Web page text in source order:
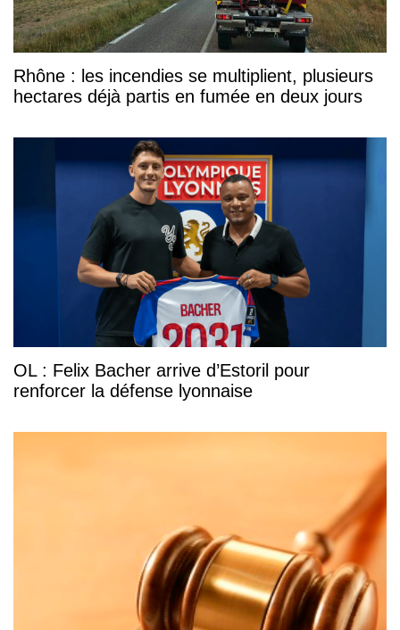
Rhône : les incendies se multiplient, plusieurs
hectares déjà partis en fumée en deux jours
OL : Felix Bacher arrive d’Estoril pour
renforcer la défense lyonnaise